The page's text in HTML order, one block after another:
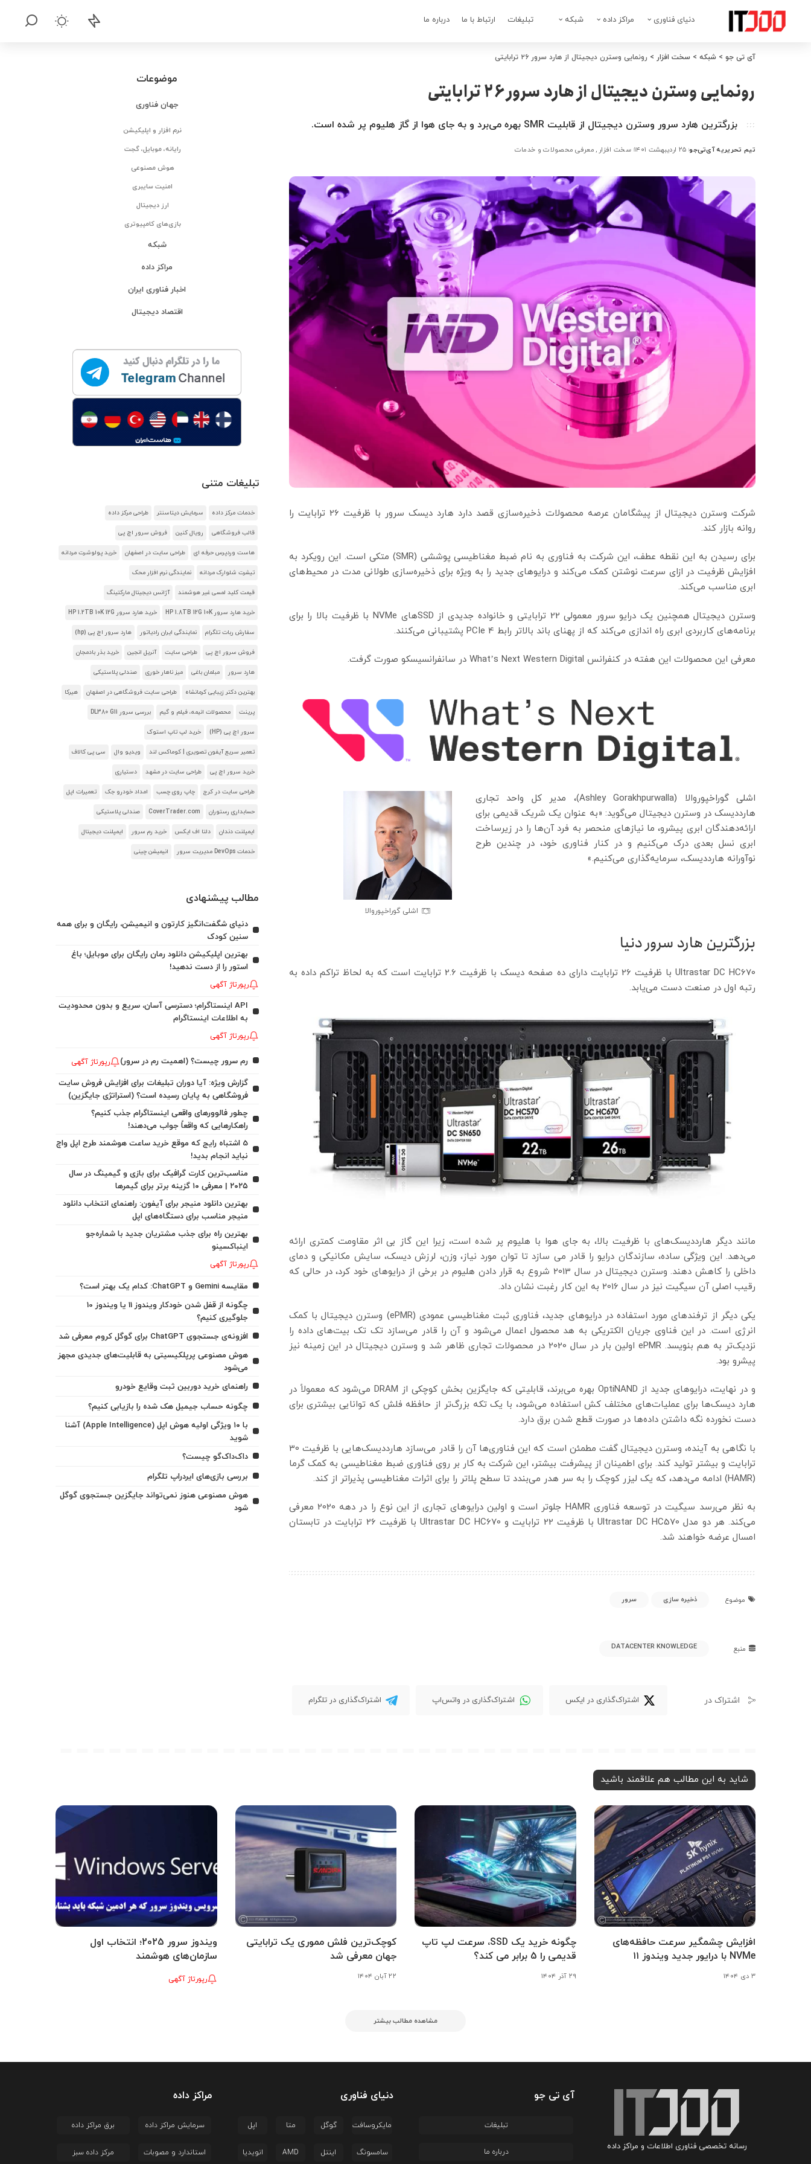
دنیای فناوری مراکز داده شبکه تبلیغات ارتباط با ما درباره ما
آی تی جو > شبکه > سخت افزار > رونمایی وسترن دیجیتال از هارد سرور ۲۶ ترابایتی
رونمایی وسترن دیجیتال از هارد سرور ۲۶ ترابایتی
بزرگترین هارد سرور وسترن دیجیتال از قابلیت SMR بهره می‌برد و به جای هوا از گاز هلیوم پر شده است.
ارسال
توسط
تیم تحریریه آی‌تی‌جو ۲۵ اردیبهشت ۱۴۰۱ سخت افزار معرفی محصولات و خدمات
شرکت وسترن دیجیتال از پیشگامان عرصه محصولات ذخیره‌سازی قصد دارد هارد دیسک سرور با ظرفیت 26 ترابایت را
روانه بازار کند.
برای رسیدن به این نقطه عطف، این شرکت به فناوری به نام ضبط مغناطیسی پوششی (SMR) متکی است. این رویکرد به
افزایش ظرفیت در ازای سرعت نوشتن کمک می‌کند و درایوهای جدید را به ویژه برای ذخیره‌سازی طولانی مدت در محیط‌های
ابری مناسب می‌کند.
وسترن دیجیتال همچنین یک درایو سرور معمولی 22 ترابایتی و خانواده جدیدی از SSD‌های NVMe با ظرفیت بالا را برای
برنامه‌های کاربردی ابری راه اندازی می‌کند که از پهنای باند بالاتر رابط PCIe 4 پشتیبانی می‌کنند.
معرفی این محصولات این هفته در کنفرانس What’s Next Western Digital در سانفرانسیسکو صورت گرفت.
اشلی گوراخپوروالا (Ashley Gorakhpurwalla)، مدیر کل واحد تجاری
هارددیسک در وسترن دیجیتال می‌گوید: «به عنوان یک شریک قدیمی برای
ارائه‌دهندگان ابری پیشرو، ما نیازهای منحصر به فرد آن‌ها را در زیرساخت
ابری نسل بعدی درک می‌کنیم و در کنار فناوری خود، در چندین طرح
نوآورانه هارددیسک، سرمایه‌گذاری می‌کنیم.»
اشلی گوراخپوروالا
بزرگترین هارد سرور دنیا
Ultrastar DC HC670 با ظرفیت 26 ترابایت دارای ده صفحه دیسک با ظرفیت 2.6 ترابایت است که به لحاظ تراکم داده به
رتبه اول در صنعت دست می‌یابد.
مانند دیگر هارددیسک‌های با ظرفیت بالا، به جای هوا با هلیوم پر شده است، زیرا این گاز بی اثر مقاومت کمتری ارائه
می‌دهد. این ویژگی ساده، سازندگان درایو را قادر می سازد تا توان مورد نیاز، وزن، لرزش دیسک، سایش مکانیکی و دمای
داخلی را کاهش دهند. وسترن دیجیتال در سال 2013 شروع به قرار دادن هلیوم در برخی از درایوهای خود کرد، در حالی که
رقیب اصلی آن سیگیت نیز در سال 2016 به این کار رغبت نشان داد.
یکی دیگر از ترفندهای مورد استفاده در درایوهای جدید، فناوری ثبت مغناطیسی عمودی (ePMR) وسترن دیجیتال با کمک
انرژی است. در این فناوی جریان الکتریکی به هد محصول اعمال می‌شود و آن را قادر می‌سازد تک تک بیت‌های داده را
نزدیک‌تر به هم بنویسد. ePMR اولین بار در سال 2020 در محصولات تجاری ظاهر شد و وسترن دیجیتال در این زمینه نیز
پیشرو بود.
و در نهایت، درایوهای جدید از OptiNAND بهره می‌برند، قابلیتی که جایگزین بخش کوچکی از DRAM می‌شود که معمولاً در
هارد دیسک‌ها برای عملیات‌های مختلف کش استفاده می‌شود، با یک تکه بزرگ‌تر از حافظه فلش که توانایی بیشتری برای
دست نخورده نگه داشتن داده‌ها در صورت قطع شدن برق دارد.
با نگاهی به آینده، وسترن دیجیتال گفت مطمئن است که این فناوری‌ها آن را قادر می‌سازد هارددیسک‌هایی با ظرفیت 30
ترابایت و بیشتر تولید کند. برای اطمینان از پیشرفت بیشتر، این شرکت به کار بر روی فناوری ضبط مغناطیسی به کمک گرما
(HAMR) ادامه می‌دهد، که یک لیزر کوچک را به سر هدر می‌بندد تا سطح پلاتر را برای اثرات مغناطیسی پذیراتر از کند.
به نظر می‌رسد سیگیت در توسعه فناوری HAMR جلوتر است و اولین درایوهای تجاری از این نوع را در دهه 2020 معرفی
می‌کند. هر دو مدل Ultrastar DC HC570 با ظرفیت 22 ترابایت و Ultrastar DC HC670 با ظرفیت 26 ترابایت در تابستان
امسال عرضه خواهند شد.
موضوع ذخیره سازی سرور
منبع DATACENTER KNOWLEDGE
اشتراک در اشتراک‌گذاری در ایکس اشتراک‌گذاری در واتس‌اپ اشتراک‌گذاری در تلگرام
موضوعات
جهان فناوری
نرم افزار و اپلیکیشن
رایانه، موبایل، گجت
هوش مصنوعی
امنیت سایبری
ارز دیجیتال
بازی‌های کامپیوتری
شبکه
مراکز داده
اخبار فناوری ایران
اقتصاد دیجیتال
تبلیغات متنی
خدمات مرکز داده سرمایش دیتاسنتر طراحی مرکز داده
قالب فروشگاهی رویال کنین فروش سرور اچ پی
هاست وردپرس حرفه ای طراحی سایت در اصفهان خرید پولوشرت مردانه
تیشرت شلوارک مردانه نمایندگی نرم افزار محک
قیمت کلید لمسی غیر هوشمند آژانس دیجیتال مارکتینگ
خرید هارد سرور HP 1.8TB 12G 10K خرید هارد سرور HP 1.2TB 10K 12G
سفارش ربات تلگرام نمایندگی ایران رادیاتور هارد سرور اچ پی (hp)
فروش سرور اچ پی طراحی سایت آنریل انجین خرید بذر بادمجان
هارد سرور مبلمان باغی میز ناهار خوری صندلی پلاستیکی
بهترین دکتر زیبایی کرمانشاه طراحی سایت فروشگاهی در اصفهان هیرکا
پرینت محصولات انیمه، فیلم و گیم بررسی سرور DL380 G11
سرور اچ پی (HP) خرید لپ تاپ استوک
تعمیر سریع آیفون تصویری | کوماکس لند ویدیو وال سی پی کالاف
خرید سرور اچ پی طراحی سایت در مشهد دستیاری
طراحی سایت در کرج چاپ روی چسب امداد خودرو جک تعمیرات اپل
حسابداری رستوران CoverTrader.com صندلی پلاستیکی
ایمپلنت دندان دلتا اف ایکس خرید رم سرور ایمپلنت دیجیتال
خدمات DevOps مدیریت سرور انیمیشن چینی
مطالب پیشنهادی
دنیای شگفت‌انگیز کارتون و انیمیشن، رایگان و برای همه
سنین کودک
بهترین اپلیکیشن دانلود رمان رایگان برای موبایل؛ باغ
استور را از دست ندهید!
رپورتاژ آگهی
API اینستاگرام؛ دسترسی آسان، سریع و بدون محدودیت
به اطلاعات اینستاگرام
رپورتاژ آگهی
رم سرور چیست؟ (اهمیت رم در سرور) رپورتاژ آگهی
گزارش ویژه: آیا دوران تبلیغات برای افزایش فروش سایت
فروشگاهی به پایان رسیده است؟ (استراتژی جایگزین)
چطور فالوورهای واقعی اینستاگرام جذب کنیم؟
راهکارهایی که واقعاً جواب می‌دهند!
5 اشتباه رایج که موقع خرید ساعت هوشمند طرح اپل واچ
نباید انجام بدید!
مناسب‌ترین کارت گرافیک برای بازی و گیمینگ در سال
۲۰۲۵ | معرفی ۱۰ گزینه برتر برای گیمرها
بهترین دانلود منیجر برای آیفون: راهنمای انتخاب دانلود
منیجر مناسب برای دستگاه‌های اپل
بهترین راه برای جذب مشتریان جدید با شماره‌جو
اینباکسینو
رپورتاژ آگهی
مقایسه Gemini و ChatGPT: کدام یک بهتر است؟
چگونه از قفل شدن خودکار ویندوز 11 یا ویندوز 10
جلوگیری کنیم؟
افزونه‌ی جستجوی ChatGPT برای گوگل کروم معرفی شد
هوش مصنوعی پرپلکیسیتی به قابلیت‌های جدیدی مجهز
می‌شود
راهنمای خرید دوربین ثبت وقایع خودرو
چگونه حساب جیمیل هک شده را بازیابی کنیم؟
با ۱۰ ویژگی اولیه هوش اپل (Apple Intelligence) آشنا
شوید
داک‌داک‌گو چیست؟
بررسی بازی‌های ایردراپ تلگرام
هوش مصنوعی هنوز نمی‌تواند جایگزین جستجوی گوگل
شود
شاید به این مطالب هم علاقمند باشید
افزایش چشمگیر سرعت حافظه‌های
NVMe با درایور جدید ویندوز ۱۱
۳ دی ۱۴۰۴
چگونه خرید یک SSD، سرعت لپ تاپ
قدیمی را 5 برابر می کند؟
۲۹ آذر ۱۴۰۴
کوچک‌ترین فلش مموری یک ترابایتی
جهان معرفی شد
۲۲ آبان ۱۴۰۴
ویندوز سرور 2025؛ انتخاب اول
سازمان‌های هوشمند
رپورتاژ آگهی
مشاهده مطالب بیشتر
رسانه تخصصی فناوری اطلاعات و مراکز داده
آی تی جو
تبلیغات
درباره ما
دنیای فناوری
مایکروسافت گوگل متا اپل
سامسونگ اینتل AMD انویدیا
مراکز داده
سرمایش مراکز داده برق مراکز داده
استاندارد و مصوبات مرکز داده سبز